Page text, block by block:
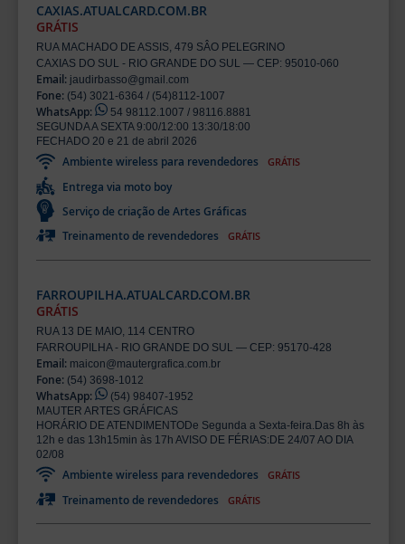
CAXIAS.ATUALCARD.COM.BR
GRÁTIS
RUA MACHADO DE ASSIS, 479 SÂO PELEGRINO
CAXIAS DO SUL - RIO GRANDE DO SUL — CEP: 95010-060
Email: jaudirbasso@gmail.com
Fone: (54) 3021-6364 / (54)8112-1007
WhatsApp:
54 98112.1007 / 98116.8881
SEGUNDA A SEXTA 9:00/12:00 13:30/18:00
FECHADO 20 e 21 de abril 2026
Ambiente wireless para revendedores GRÁTIS
Entrega via moto boy
Serviço de criação de Artes Gráficas
Treinamento de revendedores
GRÁTIS
FARROUPILHA.ATUALCARD.COM.BR
GRÁTIS
RUA 13 DE MAIO, 114 CENTRO
FARROUPILHA - RIO GRANDE DO SUL — CEP: 95170-428
Email: maicon@mautergrafica.com.br
Fone: (54) 3698-1012
WhatsApp:
(54) 98407-1952
MAUTER ARTES GRÁFICAS
HORÁRIO DE ATENDIMENTODe Segunda a Sexta-feira.Das 8h às
12h e das 13h15min às 17h AVISO DE FÉRIAS:DE 24/07 AO DIA
02/08
Ambiente wireless para revendedores GRÁTIS
Treinamento de revendedores GRÁTIS